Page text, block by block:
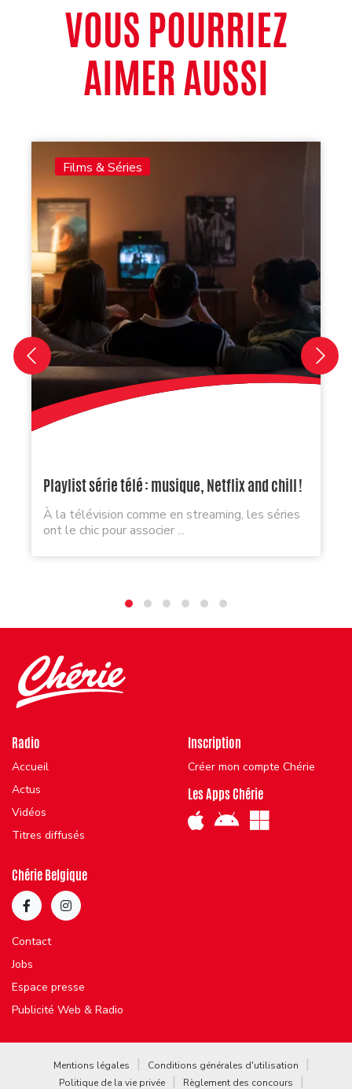
VOUS POURRIEZ
AIMER AUSSI
Films & Séries
Playlist série télé : musique, Netflix and chill !
À la télévision comme en streaming, les séries
ont le chic pour associer ...
Radio
Accueil
Actus
Vidéos
Titres diffusés
Inscription
Créer mon compte Chérie
Les Apps Chérie
Chérie Belgique
Contact
Jobs
Espace presse
Publicité Web & Radio
Mentions légales
Conditions générales d'utilisation
Politique de la vie privée
Règlement des concours